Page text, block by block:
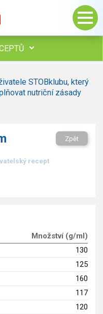
STOBklubu, který
nutriční zásady
Zpět
recept
Množství (g/ml)
130
125
160
117
120